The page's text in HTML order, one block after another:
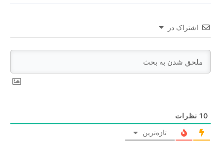
اشتراک در
10 نظرات
تازه‌ترین